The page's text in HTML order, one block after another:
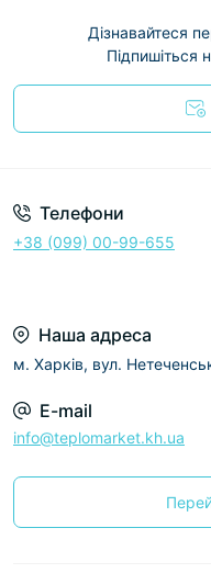
Дізнавайтеся
Підпишіться
Телефони
+38 (099) 00-99-655
Наша адреса
м. Харків, вул.
E-mail
info@teplomarket.kh.ua